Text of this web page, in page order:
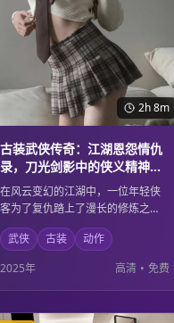
2h 8m
古装武侠传奇：江湖恩怨情仇
录，刀光剑影中的侠义精神与
家国情怀
在风云变幻的江湖中，一位年轻侠
客为了复仇踏上了漫长的修炼之
路。他在刀光剑影中历练成长，最
终领悟到真正的侠义精神不仅是个
人恩怨，更是对家国天下的责任担
当。精彩的武打场面与深刻的人物
刻画完美结合。
武侠 古装
动作
2025年
高清 • 免费